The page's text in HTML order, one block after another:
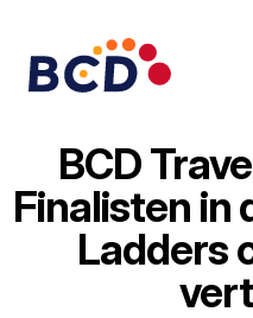
springen
BCD
Finalisten in
Ladders